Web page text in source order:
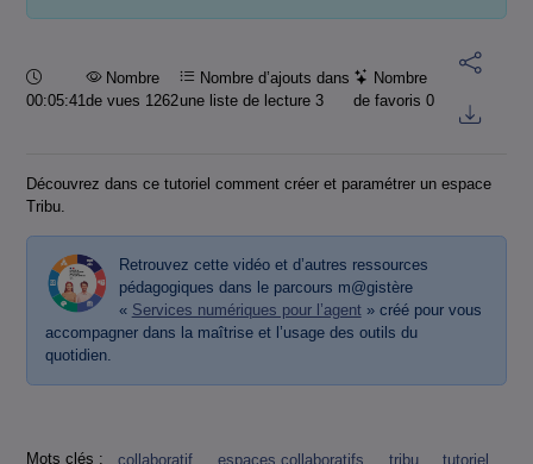
Durée :
00:05:41
Nombre
de vues 1262
Nombre d’ajouts dans
une liste de lecture 3
Nombre
de favoris 0
Découvrez dans ce tutoriel comment créer et paramétrer un espace
Tribu.
Retrouvez cette vidéo et d’autres ressources
pédagogiques dans le parcours m@gistère
« Services numériques pour l’agent» créé pour vous
accompagner dans la maîtrise et l’usage des outils du
quotidien.
Mots clés : collaboratif espaces collaboratifs tribu tutoriel